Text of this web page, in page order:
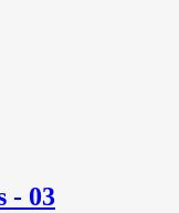
- 03